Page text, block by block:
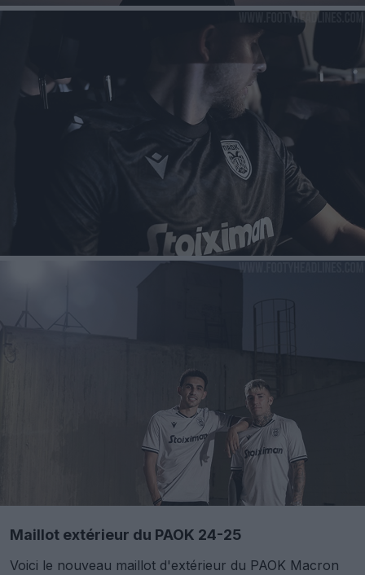
Maillot extérieur du PAOK 24-25
Voici le nouveau maillot d'extérieur du PAOK Macron